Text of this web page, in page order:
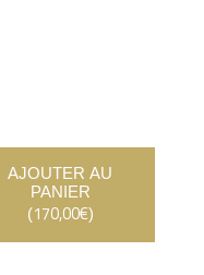
AJOUTER AU
PANIER
(170,00€)